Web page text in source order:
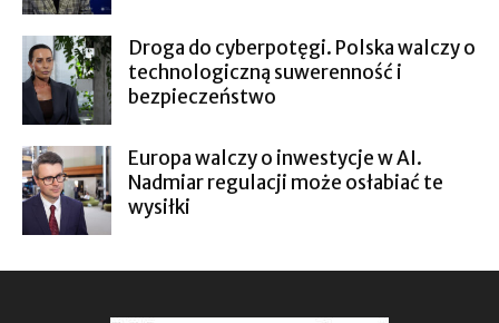
Droga do cyberpotęgi. Polska walczy o
technologiczną suwerenność i
bezpieczeństwo
Europa walczy o inwestycje w AI.
Nadmiar regulacji może osłabiać te
wysiłki